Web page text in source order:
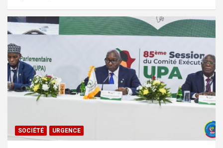
SOCIÉTÉ URGENCE